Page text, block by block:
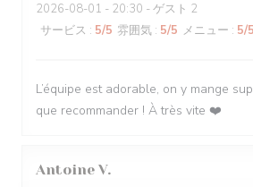
2026-08-01 - 20:30 - ゲスト 2
サービス : 5/5 雰囲気 : 5/5 メニュー : 5/5
L’équipe est adorable, on y mange
que recommander ! À très vite ❤️
Antoine V